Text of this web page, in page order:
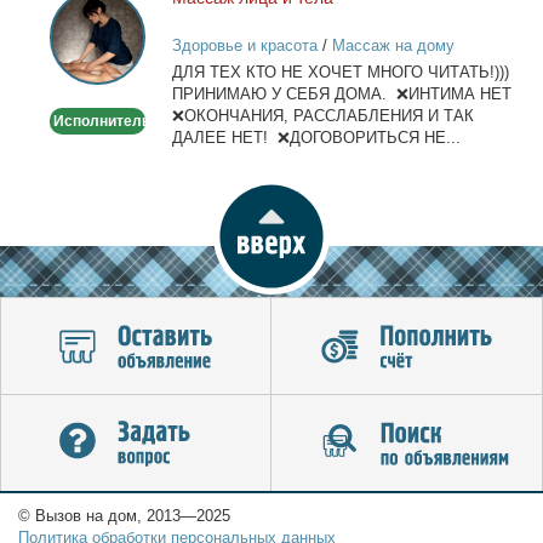
лица
и
тела
Исполнитель
Здоровье и красота/ Массаж на дому
ДЛЯ ТЕХ КТО НЕ ХОЧЕТ МНОГО ЧИТАТЬ!)))
ПРИНИМАЮ У СЕБЯ ДОМА. ❌ИНТИМА НЕТ
❌ОКОНЧАНИЯ, РАССЛАБЛЕНИЯ И ТАК
ДАЛЕЕ НЕТ! ❌ДОГОВОРИТЬСЯ НЕ...
© Вызов на дом, 2013—2025
Политика обработки персональных данных